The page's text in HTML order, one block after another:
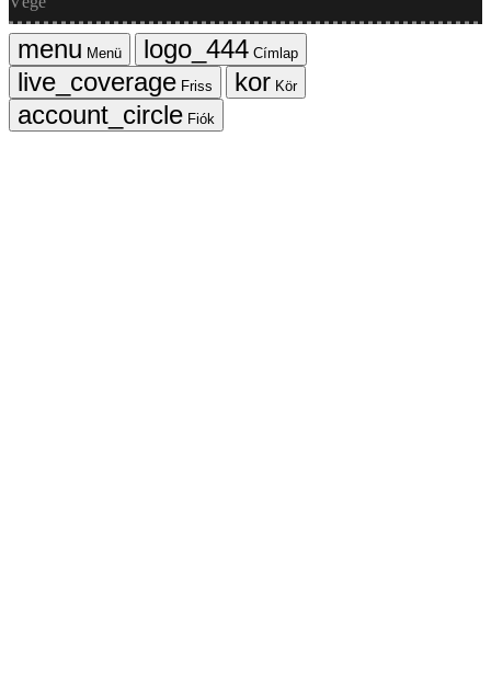
Menü
Címlap
Friss
Kör
Fiók